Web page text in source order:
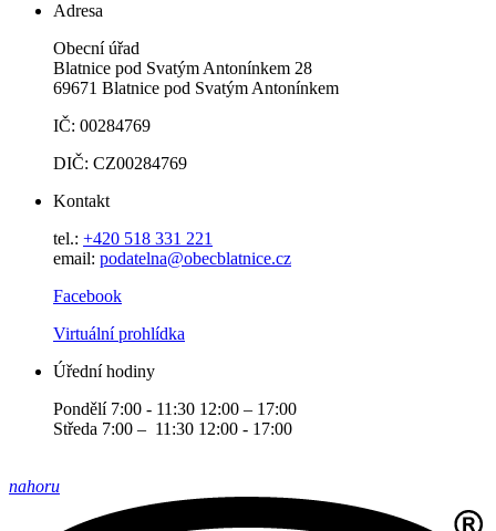
Adresa
Obecní úřad
Blatnice pod Svatým Antonínkem 28
69671 Blatnice pod Svatým Antonínkem
IČ: 00284769
DIČ: CZ00284769
Kontakt
tel.: +420 518 331 221
email: podatelna@obecblatnice.cz
Facebook
Virtuální prohlídka
Úřední hodiny
Pondělí 7:00 - 11:30 12:00 – 17:00
Středa 7:00 – 11:30 12:00 - 17:00
nahoru